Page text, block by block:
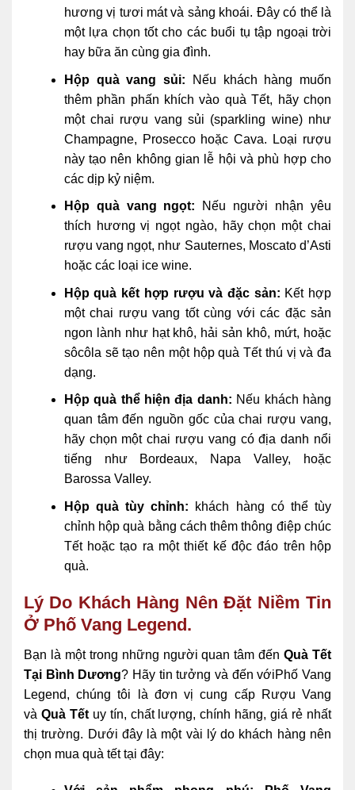
hương vị tươi mát và sảng khoái. Đây có thể là
một lựa chọn tốt cho các buổi tụ tập ngoại trời
hay bữa ăn cùng gia đình.
Hộp quà vang sủi: Nếu khách hàng muốn
thêm phần phấn khích vào quà Tết, hãy chọn
một chai rượu vang sủi (sparkling wine) như
Champagne, Prosecco hoặc Cava. Loại rượu
này tạo nên không gian lễ hội và phù hợp cho
các dịp kỷ niệm.
Hộp quà vang ngọt: Nếu người nhận yêu
thích hương vị ngọt ngào, hãy chọn một chai
rượu vang ngọt, như Sauternes, Moscato d’Asti
hoặc các loại ice wine.
Hộp quà kết hợp rượu và đặc sản: Kết hợp
một chai rượu vang tốt cùng với các đặc sản
ngon lành như hạt khô, hải sản khô, mứt, hoặc
sôcôla sẽ tạo nên một hộp quà Tết thú vị và đa
dạng.
Hộp quà thể hiện địa danh: Nếu khách hàng
quan tâm đến nguồn gốc của chai rượu vang,
hãy chọn một chai rượu vang có địa danh nổi
tiếng như Bordeaux, Napa Valley, hoặc
Barossa Valley.
Hộp quà tùy chỉnh: khách hàng có thể tùy
chỉnh hộp quà bằng cách thêm thông điệp chúc
Tết hoặc tạo ra một thiết kế độc đáo trên hộp
quà.
Lý Do Khách Hàng Nên Đặt Niềm Tin
Ở Phố Vang Legend.
Bạn là một trong những người quan tâm đếnQuà Tết
Tại Bình Dương? Hãy tin tưởng và đến vớiPhố Vang
Legend, chúng tôi là đơn vị cung cấp Rượu Vang
và Quà Tếtuy tín, chất lượng, chính hãng, giá rẻ nhất
thị trường. Dưới đây là một vài lý do khách hàng nên
chọn mua quà tết tại đây: